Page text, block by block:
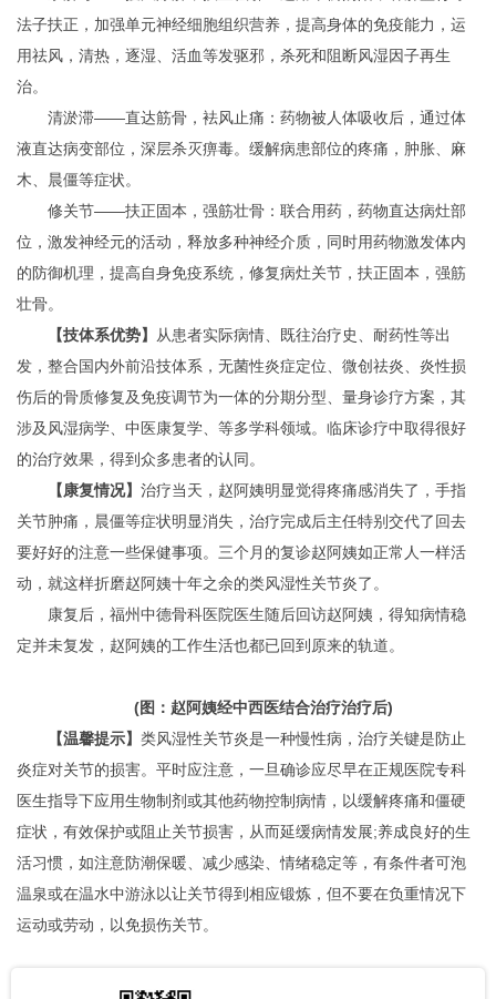
法子扶正，加强单元神经细胞组织营养，提高身体的免疫能力，运
用祛风，清热，逐湿、活血等发驱邪，杀死和阻断风湿因子再生
治。
清淤滞——直达筋骨，袪风止痛：药物被人体吸收后，通过体
液直达病变部位，深层杀灭痹毒。缓解病患部位的疼痛，肿胀、麻
木、晨僵等症状。
修关节——扶正固本，强筋壮骨：联合用药，药物直达病灶部
位，激发神经元的活动，释放多种神经介质，同时用药物激发体内
的防御机理，提高自身免疫系统，修复病灶关节，扶正固本，强筋
壮骨。
【技体系优势】 从患者实际病情、既往治疗史、耐药性等出
发，整合国内外前沿技体系，无菌性炎症定位、微创祛炎、炎性损
伤后的骨质修复及免疫调节为一体的分期分型、量身诊疗方案，其
涉及风湿病学、中医康复学、等多学科领域。临床诊疗中取得很好
的治疗效果，得到众多患者的认同。
【康复情况】 治疗当天，赵阿姨明显觉得疼痛感消失了，手指
关节肿痛，晨僵等症状明显消失，治疗完成后主任特别交代了回去
要好好的注意一些保健事项。三个月的复诊赵阿姨如正常人一样活
动，就这样折磨赵阿姨十年之余的类风湿性关节炎了。
康复后，福州中德骨科医院医生随后回访赵阿姨，得知病情稳
定并未复发，赵阿姨的工作生活也都已回到原来的轨道。
(图：赵阿姨经中西医结合治疗治疗后)
【温馨提示】 类风湿性关节炎是一种慢性病，治疗关键是防止
炎症对关节的损害。平时应注意，一旦确诊应尽早在正规医院专科
医生指导下应用生物制剂或其他药物控制病情，以缓解疼痛和僵硬
症状，有效保护或阻止关节损害，从而延缓病情发展;养成良好的生
活习惯，如注意防潮保暖、减少感染、情绪稳定等，有条件者可泡
温泉或在温水中游泳以让关节得到相应锻炼，但不要在负重情况下
运动或劳动，以免损伤关节。